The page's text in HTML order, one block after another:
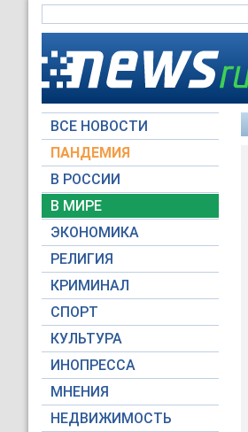
ВСЕ НОВОСТИ
ПАНДЕМИЯ
В РОССИИ
В МИРЕ
ЭКОНОМИКА
РЕЛИГИЯ
КРИМИНАЛ
СПОРТ
КУЛЬТУРА
ИНОПРЕССА
МНЕНИЯ
НЕДВИЖИМОСТЬ